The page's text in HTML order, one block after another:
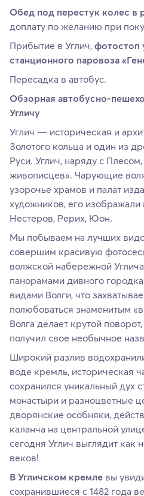
Обед под перестук колес в
доплату по желанию при
Прибытие в Углич, фотостоп
станционного паровоза
Пересадка в автобус.
Обзорная автобусно-
Угличу
Углич — историческая и
Золотого кольца и один из
Руси. Углич, наряду с
живописцев». Чарующие
узорочье храмов и палат
художников, его изображали
Нестеров, Рерих, Юон.
Мы побываем на лучших
совершим красивую
волжской набережной
панорамами дивного
видами Волги, что
полюбоваться знаменитым
Волга делает крутой
получил свое необычное
Широкий разлив
воде кремль, историческая
сохранился уникальный дух
монастыри и разноцветные
дворянские особняки,
каланча на центральной
сегодня Углич выглядит как
веков!
В Угличском кремле вы
сохранившиеся с 1482 года